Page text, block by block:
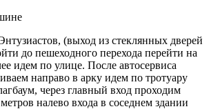
(выход из стеклянных дверей
до пешеходного перехода перейти на
идем по улице. После автосервиса
направо в арку идем по тротуару
через главный вход проходим
налево входа в соседнем здании